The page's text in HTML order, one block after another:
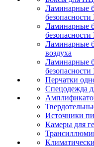
Ламинарные
Ламинарные
Ламинарные
воздуха
Ламинарные
Перчатки
Спецодежда
Источники
Камеры для